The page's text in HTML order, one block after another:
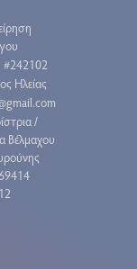
Ηλείας
/
Βέλμαχου